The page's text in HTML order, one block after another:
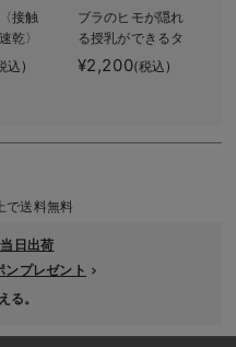
接触
乾〉
たふ
ラキ
込)
ブラのヒモが隠れ
る授乳ができるタ
ンクトップ 抗菌
防臭 綿混モダー
¥2,200(税込)
で送料無料
日出荷
プレゼント
る。